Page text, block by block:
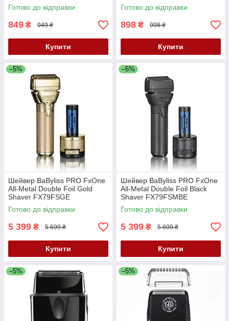
Готово до відправки
849 ₴ 949 ₴
Купити
Готово до відправки
898 ₴ 998 ₴
Купити
–5%
Шейвер BaByliss PRO FxOne
All-Metal Double Foil Gold
Shaver FX79FSGE
Готово до відправки
5 399 ₴ 5 699 ₴
Купити
–5%
Шейвер BaByliss PRO FxOne
All-Metal Double Foil Black
Shaver FX79FSMBE
Готово до відправки
5 399 ₴ 5 699 ₴
Купити
–5% –5%